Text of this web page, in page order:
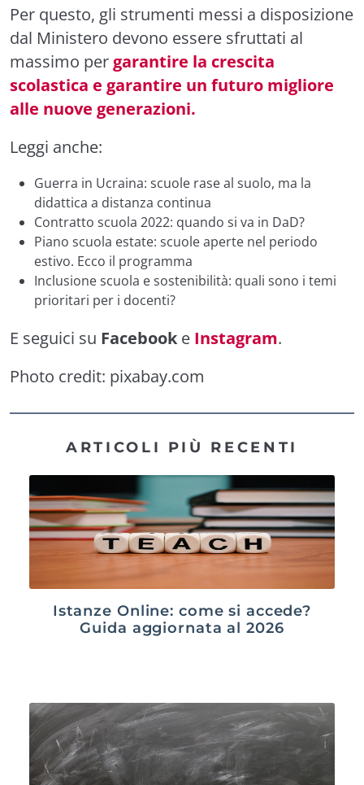
Per questo, gli strumenti messi a disposizione
dal Ministero devono essere sfruttati al
massimo per garantire la crescita
scolastica e garantire un futuro migliore
alle nuove generazioni.
Leggi anche:
Guerra in Ucraina: scuole rase al suolo, ma la
didattica a distanza continua
Contratto scuola 2022: quando si va in DaD?
Piano scuola estate: scuole aperte nel periodo
estivo. Ecco il programma
Inclusione scuola e sostenibilità: quali sono i temi
prioritari per i docenti?
E seguici su Facebook e Instagram.
Photo credit: pixabay.com
ARTICOLI PIÙ RECENTI
Istanze Online: come si accede?
Guida aggiornata al 2026